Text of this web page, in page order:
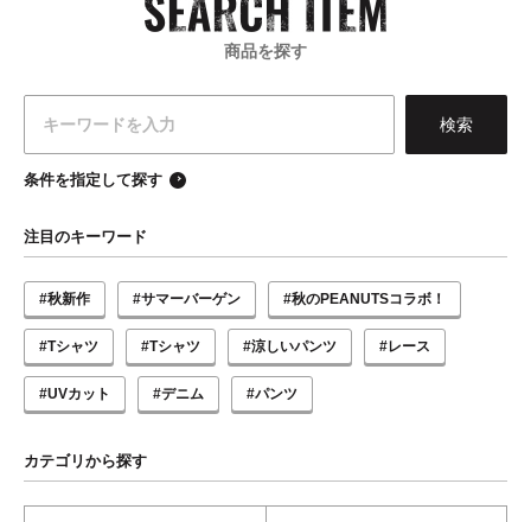
商品を探す
条件を指定して探す
注目のキーワード
#秋新作 #サマーバーゲン #秋のPEANUTSコラボ！
#Tシャツ #Tシャツ #涼しいパンツ #レース
#UVカット #デニム #パンツ
カテゴリから探す